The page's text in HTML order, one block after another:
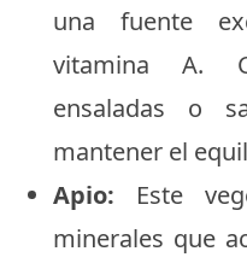
una fuente
vitamina A.
ensaladas o
mantener el
Apio: Este
minerales que